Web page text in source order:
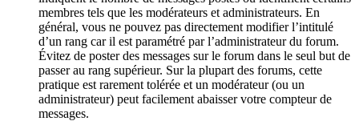
membres tels que les modérateurs et administrateurs. En
général, vous ne pouvez pas directement modifier l’intitulé
d’un rang car il est paramétré par l’administrateur du forum.
Évitez de poster des messages sur le forum dans le seul but de
passer au rang supérieur. Sur la plupart des forums, cette
pratique est rarement tolérée et un modérateur (ou un
administrateur) peut facilement abaisser votre compteur de
messages.